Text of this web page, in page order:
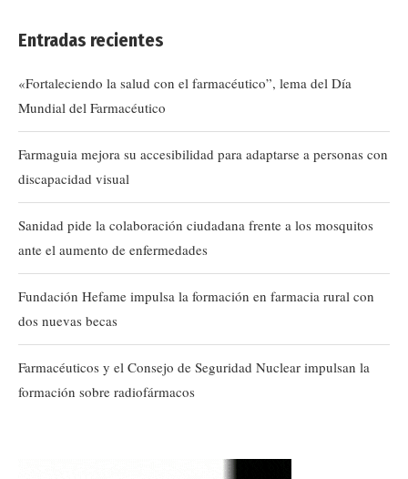
Entradas recientes
«Fortaleciendo la salud con el farmacéutico”, lema del Día
Mundial del Farmacéutico
Farmaguia mejora su accesibilidad para adaptarse a personas con
discapacidad visual
Sanidad pide la colaboración ciudadana frente a los mosquitos
ante el aumento de enfermedades
Fundación Hefame impulsa la formación en farmacia rural con
dos nuevas becas
Farmacéuticos y el Consejo de Seguridad Nuclear impulsan la
formación sobre radiofármacos